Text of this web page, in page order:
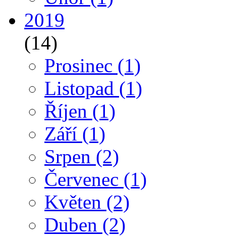
2019
(14)
Prosinec (1)
Listopad (1)
Říjen (1)
Září (1)
Srpen (2)
Červenec (1)
Květen (2)
Duben (2)